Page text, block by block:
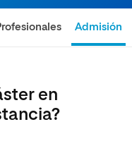
Admisión
en